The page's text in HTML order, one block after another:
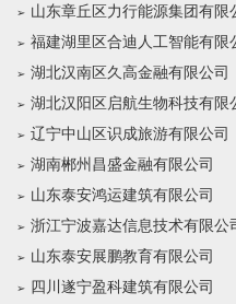
山东章丘区力行能源集团有限
福建湖里区合迪人工智能有限
湖北汉南区久高金融有限公司
湖北汉阳区启航生物科技有限
辽宁中山区识成旅游有限公司
湖南郴州昌盛金融有限公司
山东泰安鸿运建筑有限公司
浙江宁波嘉达信息技术有限公
山东泰安展鹏教育有限公司
四川遂宁盈科建筑有限公司